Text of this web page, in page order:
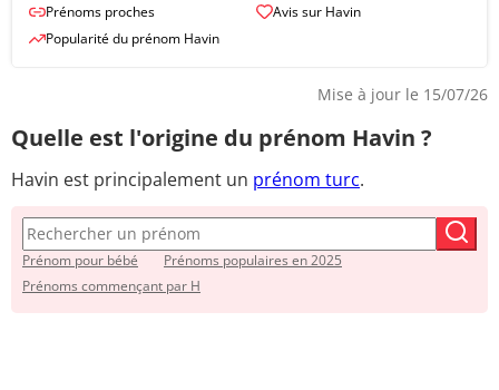
Prénoms proches
Popularité du prénom Havin
Avis sur Havin
Mise à jour le 15/07/26
Quelle est l'origine du prénom Havin ?
Havin est principalement un prénom turc.
Prénom pour bébé
Prénoms populaires en 2025
Prénoms commençant par H